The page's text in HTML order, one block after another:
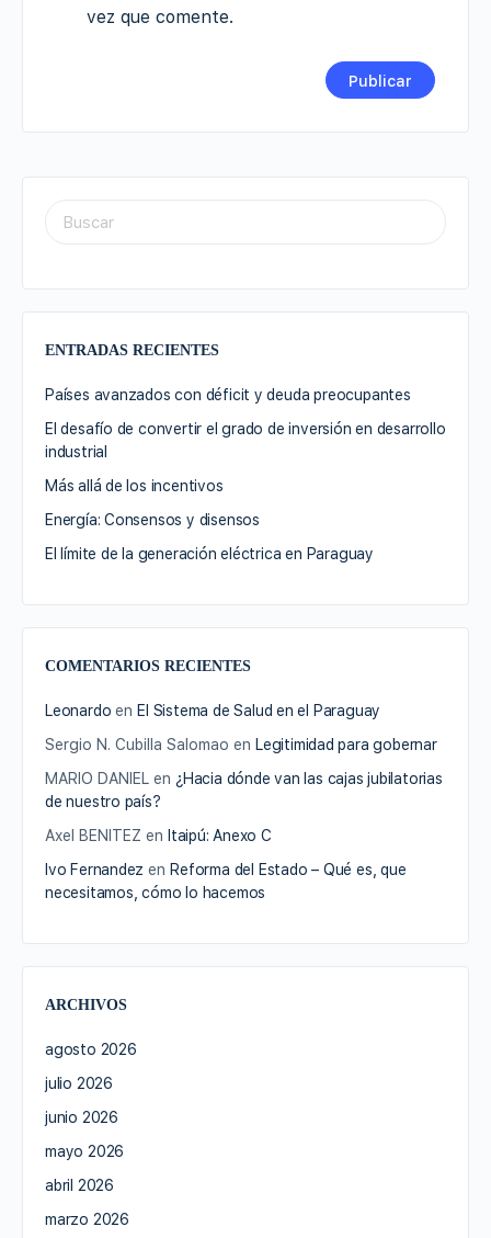
vez que comente.
ENTRADAS RECIENTES
Países avanzados con déficit y deuda preocupantes
El desafío de convertir el grado de inversión en desarrollo
industrial
Más allá de los incentivos
Energía: Consensos y disensos
El límite de la generación eléctrica en Paraguay
COMENTARIOS RECIENTES
Leonardo en El Sistema de Salud en el Paraguay
Sergio N. Cubilla Salomao en Legitimidad para gobernar
MARIO DANIEL en ¿Hacia dónde van las cajas jubilatorias
de nuestro país?
Axel BENITEZ en Itaipú: Anexo C
Ivo Fernandez en Reforma del Estado – Qué es, que
necesitamos, cómo lo hacemos
ARCHIVOS
agosto 2026
julio 2026
junio 2026
mayo 2026
abril 2026
marzo 2026